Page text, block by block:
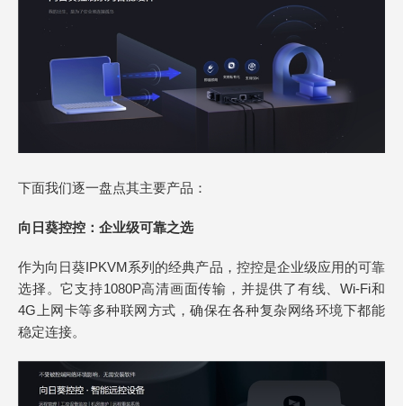
下面我们逐一盘点其主要产品：
向日葵控控：企业级可靠之选
作为向日葵IPKVM系列的经典产品，控控是企业级应用的可靠
选择。它支持1080P高清画面传输，并提供了有线、Wi-Fi和
4G上网卡等多种联网方式，确保在各种复杂网络环境下都能
稳定连接。